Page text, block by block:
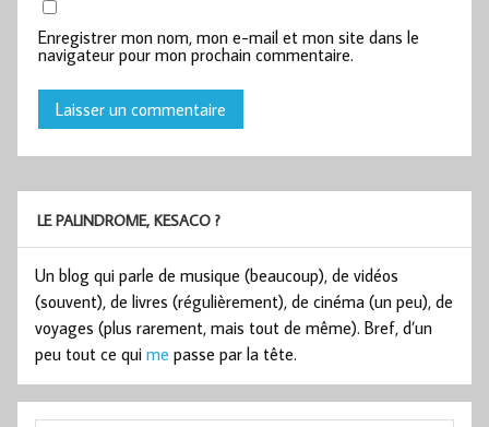
Enregistrer mon nom, mon e-mail et mon site dans le
navigateur pour mon prochain commentaire.
LE PALINDROME, KESACO ?
Un blog qui parle de musique (beaucoup), de vidéos
(souvent), de livres (régulièrement), de cinéma (un peu), de
voyages (plus rarement, mais tout de même). Bref, d’un
peu tout ce qui me passe par la tête.